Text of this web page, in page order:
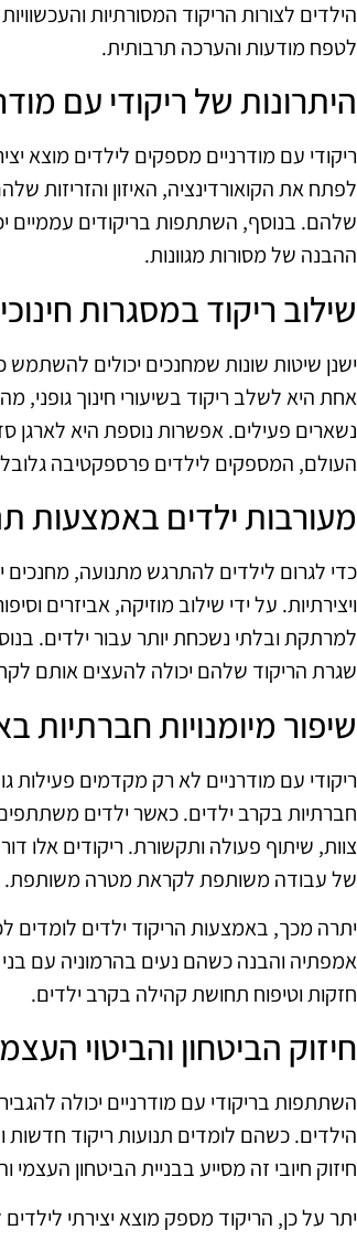
הילדים לצורות הריקוד המסורתיות
לטפח מודעות והערכה תרבותית.
היתרונות של ריקודי עם
ריקודי עם מודרניים מספקים לילדים מוצא
לפתח את הקואורדינציה, האיזון והזריזות
שלהם. בנוסף, השתתפות בריקודים עממיים
ההבנה של מסורות מגוונות.
שילוב ריקוד במסגרות
ישנן שיטות שונות שמחנכים יכולים להשתמש
אחת היא לשלב ריקוד בשיעורי חינוך
נשארים פעילים. אפשרות נוספת היא לארגן
העולם, המספקים לילדים פרספקטיבה
מעורבות ילדים באמצעות
כדי לגרום לילדים להתרגש מתנועה, מחנכים
ויצירתיות. על ידי שילוב מוזיקה, אביזרים
למרתקת ובלתי נשכחת יותר עבור ילדים.
שגרת הריקוד שלהם יכולה להעצים אותם
שיפור מיומנויות חברתיות
ריקודי עם מודרניים לא רק מקדמים פעילות
חברתיות בקרב ילדים. כאשר ילדים
צוות, שיתוף פעולה ותקשורת. ריקודים אלו
של עבודה משותפת לקראת מטרה משותפת.
יתרה מכך, באמצעות הריקוד ילדים לומדים
אמפתיה והבנה כשהם נעים בהרמוניה עם בני
חזקות וטיפוח תחושת קהילה בקרב ילדים.
חיזוק הביטחון והביטוי
השתתפות בריקודי עם מודרניים יכולה
הילדים. כשהם לומדים תנועות ריקוד חדשות
חיזוק חיובי זה מסייע בבניית הביטחון
יתר על כן, הריקוד מספק מוצא יצירתי